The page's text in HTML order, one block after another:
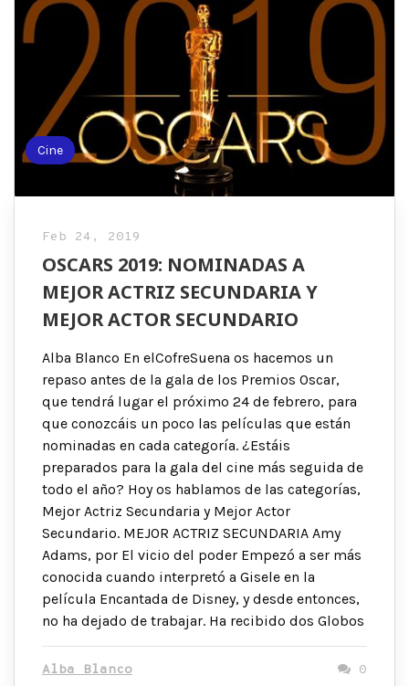
Cine
Feb 24, 2019
OSCARS 2019: NOMINADAS A
MEJOR ACTRIZ SECUNDARIA Y
MEJOR ACTOR SECUNDARIO
Alba Blanco En elCofreSuena os hacemos un
repaso antes de la gala de los Premios Oscar,
que tendrá lugar el próximo 24 de febrero, para
que conozcáis un poco las películas que están
nominadas en cada categoría. ¿Estáis
preparados para la gala del cine más seguida de
todo el año? Hoy os hablamos de las categorías,
Mejor Actriz Secundaria y Mejor Actor
Secundario. MEJOR ACTRIZ SECUNDARIA Amy
Adams, por El vicio del poder Empezó a ser más
conocida cuando interpretó a Gisele en la
película Encantada de Disney, y desde entonces,
no ha dejado de trabajar. Ha recibido dos Globos
Alba Blanco 0